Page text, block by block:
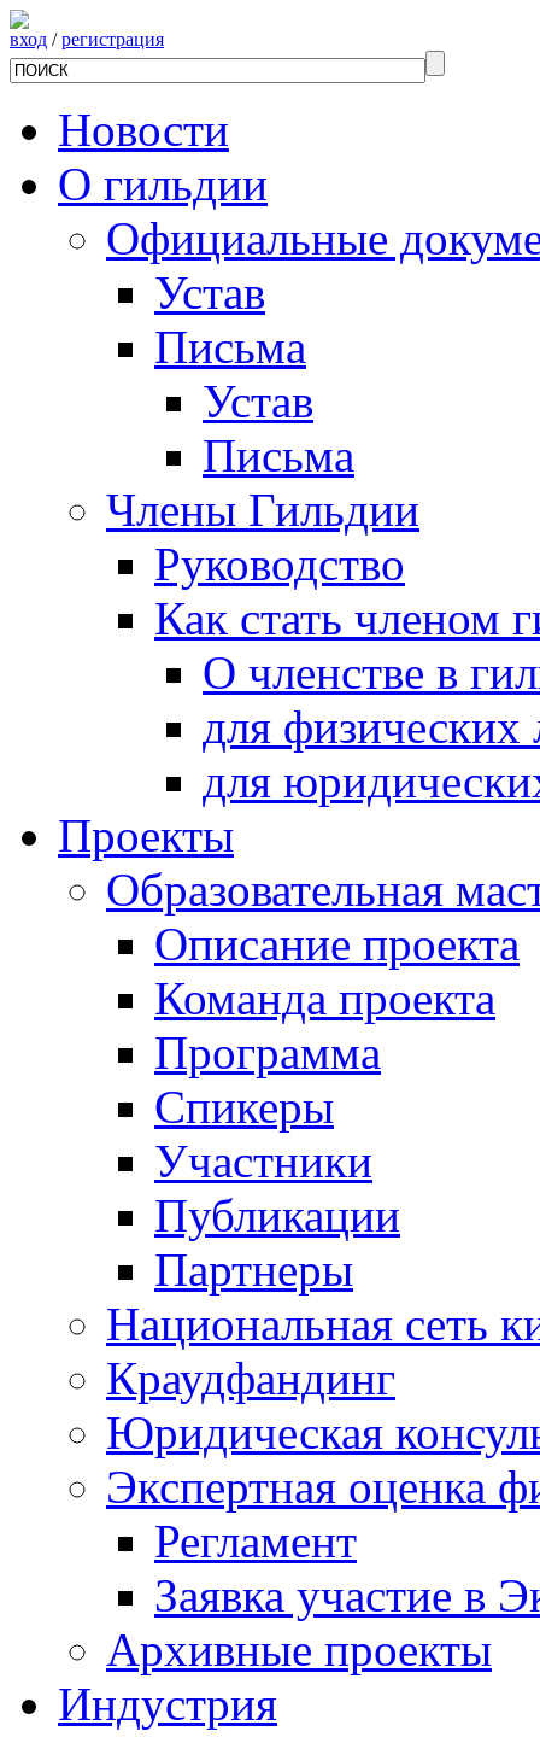
вход /регистрация
Новости
О гильдии
Официальные
Устав
Письма
Устав
Письма
Члены Гильдии
Руководство
Как стать членом
О членстве в
для физических
для
Проекты
Образовательная
Описание проекта
Команда проекта
Программа
Спикеры
Участники
Публикации
Партнеры
Национальная сеть
Краудфандинг
Юридическая
Экспертная оценка
Регламент
Заявка участие в
Архивные проекты
Индустрия